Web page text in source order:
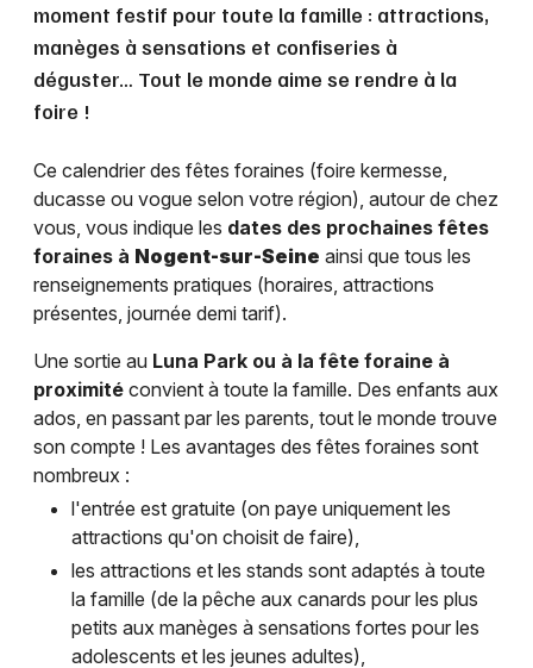
moment festif pour toute la famille : attractions,
manèges à sensations et confiseries à
déguster… Tout le monde aime se rendre à la
foire !
Ce calendrier des fêtes foraines (foire kermesse,
ducasse ou vogue selon votre région), autour de chez
vous, vous indique les dates des prochaines fêtes
foraines à Nogent-sur-Seine ainsi que tous les
renseignements pratiques (horaires, attractions
présentes, journée demi tarif).
Une sortie au Luna Park ou à la fête foraine à
proximité convient à toute la famille. Des enfants aux
ados, en passant par les parents, tout le monde trouve
son compte ! Les avantages des fêtes foraines sont
nombreux :
l'entrée est gratuite (on paye uniquement les
attractions qu'on choisit de faire),
les attractions et les stands sont adaptés à toute
la famille (de la pêche aux canards pour les plus
petits aux manèges à sensations fortes pour les
adolescents et les jeunes adultes),